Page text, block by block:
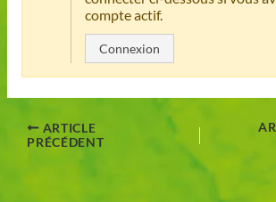
compte actif.
Connexion
ARTICLE
PRÉCÉDENT